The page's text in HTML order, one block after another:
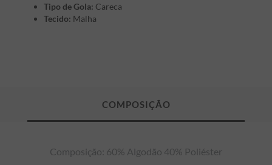
Tipo de Gola: Careca
Tecido: Malha
Composição: 60% Algodão 40% Poliéster